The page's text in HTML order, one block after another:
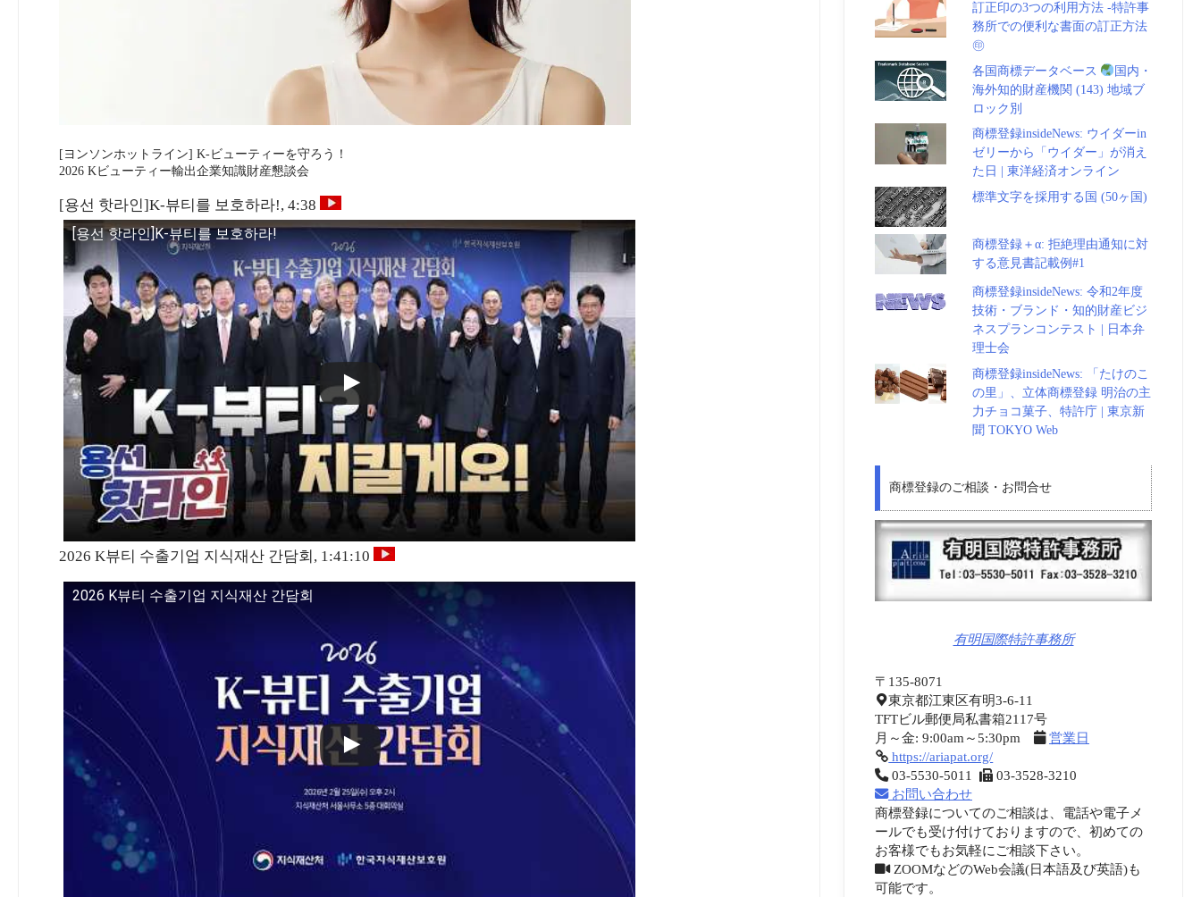
[ヨンソンホットライン] K-ビューティーを守ろう！
2026 Kビューティー輸出企業知識財産懇談会
[용선 핫라인]K-뷰티를 보호하라!, 4:38
[용선 핫라인]K-뷰티를 보호하라!
2026 K뷰티 수출기업 지식재산 간담회, 1:41:10
2026 K뷰티 수출기업 지식재산 간담회
訂正印の3つの利用方法 -特許事
務所での便利な書面の訂正方法
㊞
各国商標データベース
国内・
海外知的財産機関 (143) 地域ブ
ロック別
商標登録insideNews: ウイダーin
ゼリーから「ウイダー」が消え
た日 | 東洋経済オンライン
標準文字を採用する国 (50ヶ国)
商標登録＋α: 拒絶理由通知に対
する意見書記載例#1
商標登録insideNews: 令和2年度
技術・ブランド・知的財産ビジ
ネスプランコンテスト | 日本弁
理士会
商標登録insideNews: 「たけのこ
の里」、立体商標登録 明治の主
力チョコ菓子、特許庁 | 東京新
聞 TOKYO Web
商標登録のご相談・お問合せ
有明国際特許事務所
〒135-8071
東京都江東区有明3-6-11
TFTビル郵便局私書箱2117号
月～金: 9:00am～5:30pm
営業日
https://ariapat.org/
03-5530-5011
03-3528-3210
お問い合わせ
商標登録についてのご相談は、電話や電子メ
ールでも受け付けておりますので、初めての
お客様でもお気軽にご相談下さい。
ZOOMなどのWeb会議(日本語及び英語)も
可能です。